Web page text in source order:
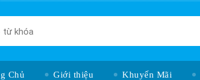
Chủ Giới thiệu Khuyến Mãi